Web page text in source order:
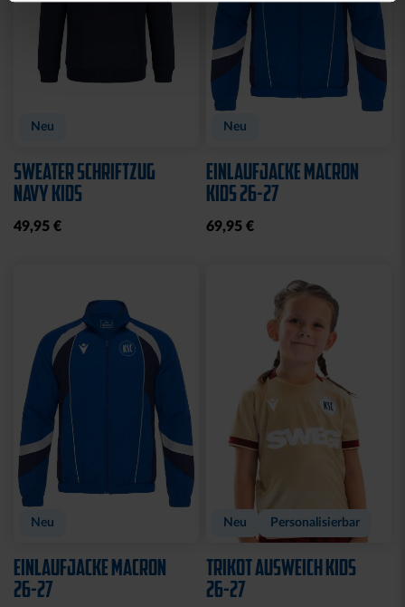
Neu
SWEATER SCHRIFTZUG
NAVY KIDS
49,95 €
Neu
EINLAUFJACKE MACRON
KIDS 26-27
69,95 €
Neu
EINLAUFJACKE MACRON
26-27
Neu Personalisierbar
TRIKOT AUSWEICH KIDS
26-27